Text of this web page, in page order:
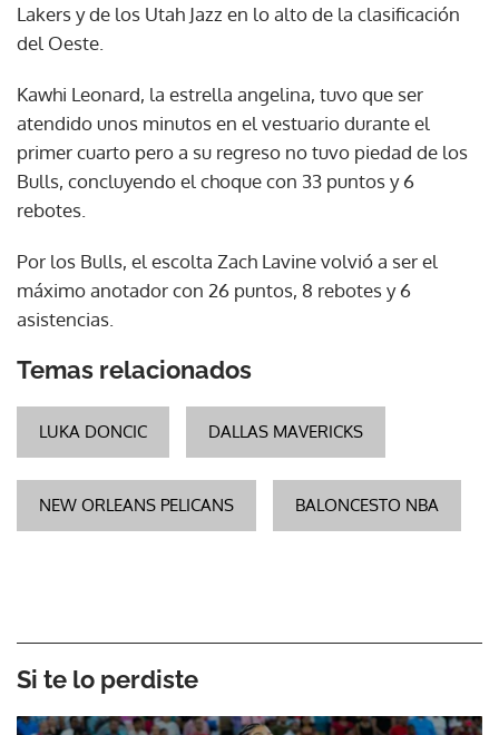
Lakers y de los Utah Jazz en lo alto de la clasificación
del Oeste.
Kawhi Leonard, la estrella angelina, tuvo que ser
atendido unos minutos en el vestuario durante el
primer cuarto pero a su regreso no tuvo piedad de los
Bulls, concluyendo el choque con 33 puntos y 6
rebotes.
Por los Bulls, el escolta Zach Lavine volvió a ser el
máximo anotador con 26 puntos, 8 rebotes y 6
asistencias.
Temas relacionados
LUKA DONCIC DALLAS MAVERICKS
NEW ORLEANS PELICANS BALONCESTO NBA
Si te lo perdiste